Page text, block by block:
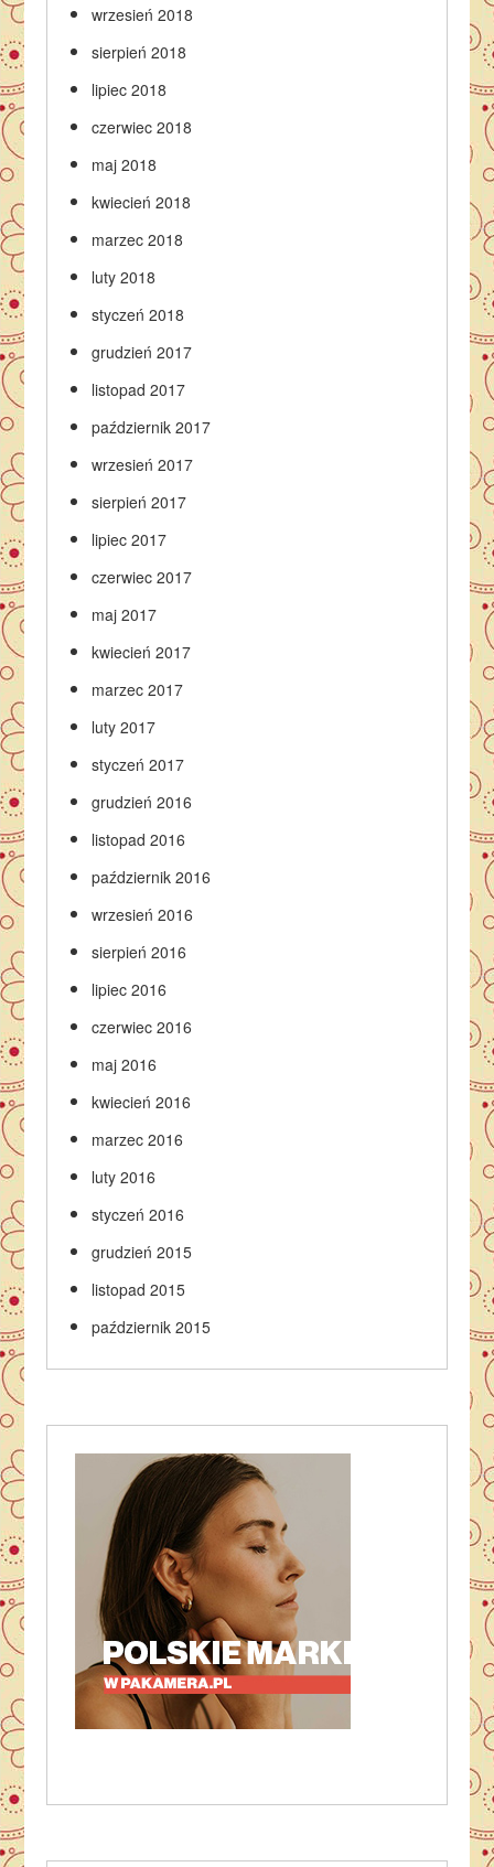
wrzesień 2018
sierpień 2018
lipiec 2018
czerwiec 2018
maj 2018
kwiecień 2018
marzec 2018
luty 2018
styczeń 2018
grudzień 2017
listopad 2017
październik 2017
wrzesień 2017
sierpień 2017
lipiec 2017
czerwiec 2017
maj 2017
kwiecień 2017
marzec 2017
luty 2017
styczeń 2017
grudzień 2016
listopad 2016
październik 2016
wrzesień 2016
sierpień 2016
lipiec 2016
czerwiec 2016
maj 2016
kwiecień 2016
marzec 2016
luty 2016
styczeń 2016
grudzień 2015
listopad 2015
październik 2015